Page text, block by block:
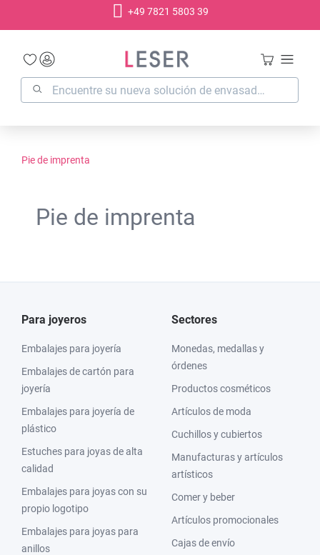
+49 7821 5803 39
Pie de imprenta
Pie de imprenta
Para joyeros
Embalajes para joyería
Embalajes de cartón para
joyería
Embalajes para joyería de
plástico
Estuches para joyas de alta
calidad
Embalajes para joyas con su
propio logotipo
Embalajes para joyas para
anillos
Sectores
Monedas, medallas y
órdenes
Productos cosméticos
Artículos de moda
Cuchillos y cubiertos
Manufacturas y artículos
artísticos
Comer y beber
Artículos promocionales
Cajas de envío